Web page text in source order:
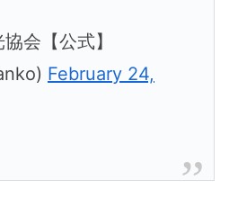
会【公式】
February 24,